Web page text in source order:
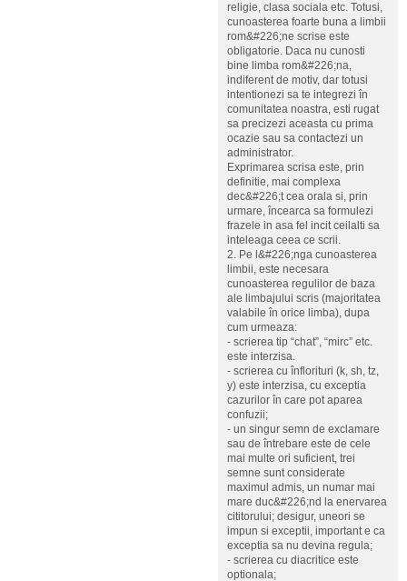
religie, clasa sociala etc. Totusi,
cunoasterea foarte buna a limbii
rom&#226;ne scrise este
obligatorie. Daca nu cunosti
bine limba rom&#226;na,
indiferent de motiv, dar totusi
intentionezi sa te integrezi în
comunitatea noastra, esti rugat
sa precizezi aceasta cu prima
ocazie sau sa contactezi un
administrator.
Exprimarea scrisa este, prin
definitie, mai complexa
dec&#226;t cea orala si, prin
urmare, încearca sa formulezi
frazele in asa fel incit ceilalti sa
inteleaga ceea ce scrii.
2. Pe l&#226;nga cunoasterea
limbii, este necesara
cunoasterea regulilor de baza
ale limbajului scris (majoritatea
valabile în orice limba), dupa
cum urmeaza:
- scrierea tip “chat”, “mirc” etc.
este interzisa.
- scrierea cu înflorituri (k, sh, tz,
y) este interzisa, cu exceptia
cazurilor în care pot aparea
confuzii;
- un singur semn de exclamare
sau de întrebare este de cele
mai multe ori suficient, trei
semne sunt considerate
maximul admis, un numar mai
mare duc&#226;nd la enervarea
cititorului; desigur, uneori se
impun si exceptii, important e ca
exceptia sa nu devina regula;
- scrierea cu diacritice este
optionala;